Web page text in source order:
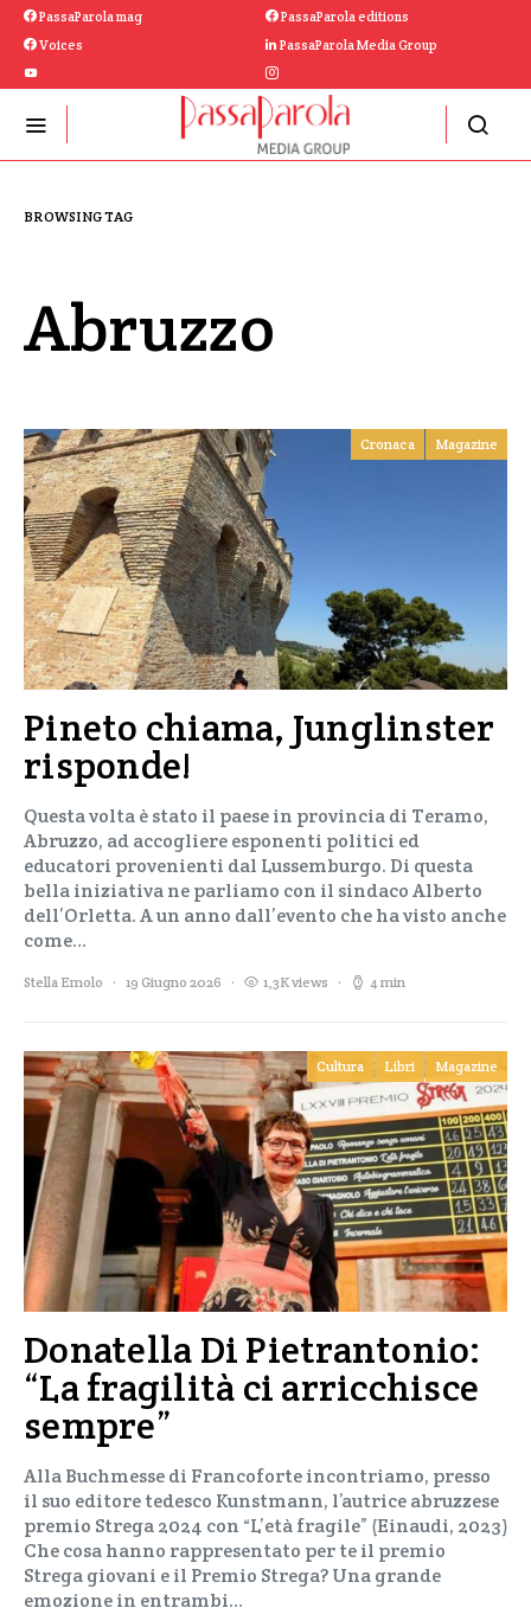
PassaParola mag
PassaParola editions
Voices
PassaParola Media Group
BROWSING TAG
Abruzzo
Cronaca Magazine
Pineto chiama, Junglinster
risponde!
Questa volta è stato il paese in provincia di Teramo,
Abruzzo, ad accogliere esponenti politici ed
educatori provenienti dal Lussemburgo. Di questa
bella iniziativa ne parliamo con il sindaco Alberto
dell’Orletta. A un anno dall’evento che ha visto anche
come…
Stella Emolo 19 Giugno 2026 1,3K views 4 min
Cultura Libri Magazine
Donatella Di Pietrantonio:
“La fragilità ci arricchisce
sempre”
Alla Buchmesse di Francoforte incontriamo, presso
il suo editore tedesco Kunstmann, l’autrice abruzzese
premio Strega 2024 con “L’età fragile” (Einaudi, 2023)
Che cosa hanno rappresentato per te il premio
Strega giovani e il Premio Strega? Una grande
emozione in entrambi…